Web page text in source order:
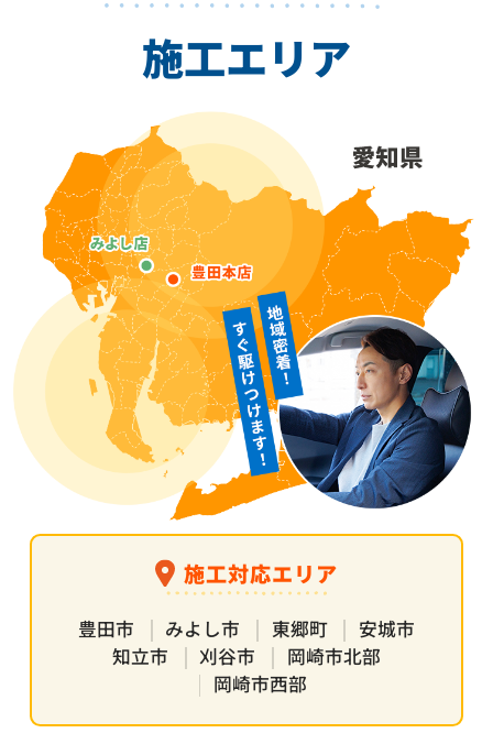
施工エリア
施工対応エリア
豊田市 みよし市 東郷町
安城市
知立市
刈谷市
岡崎市北部
岡崎市西部